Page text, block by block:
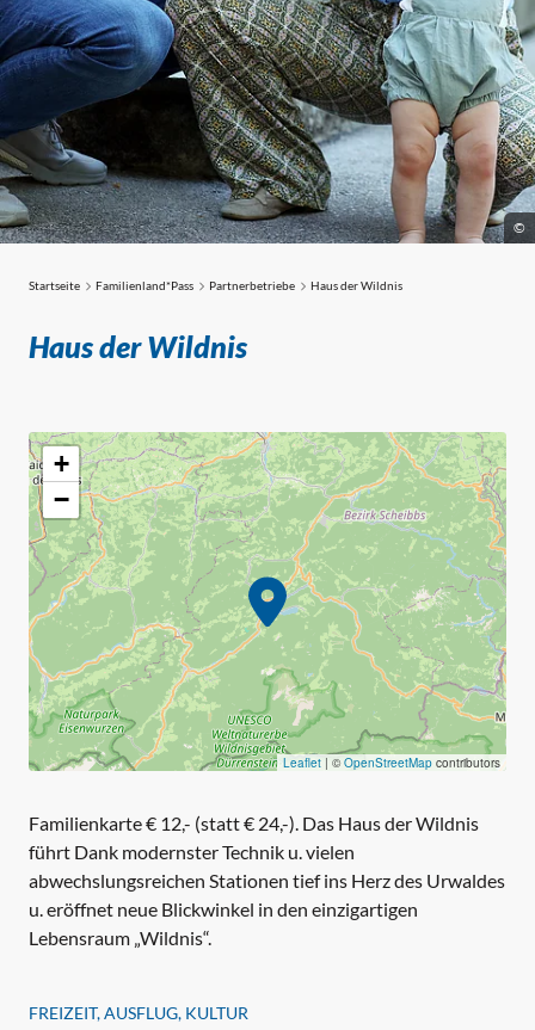
©
Partnerbetriebe
Startseite Familienland*Pass Partnerbetriebe Haus der Wildnis
Haus der Wildnis
Familienkarte € 12,- (statt € 24,-). Das Haus der Wildnis
führt Dank modernster Technik u. vielen
abwechslungsreichen Stationen tief ins Herz des Urwaldes
u. eröffnet neue Blickwinkel in den einzigartigen
Lebensraum „Wildnis“.
FREIZEIT, AUSFLUG, KULTUR
+
−
Leaflet | © OpenStreetMapcontributors